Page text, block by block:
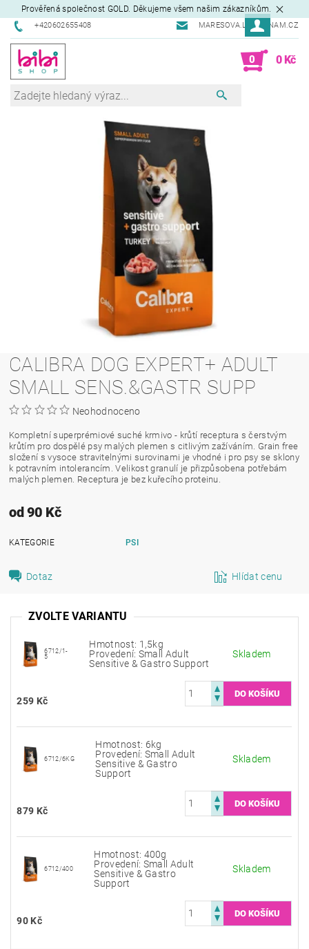
Prověřená společnost GOLD. Děkujeme všem našim zákazníkům.
+420602655408 MARESOVA.L@SEZNAM.CZ
0 0 Kč
CALIBRA DOG EXPERT+ ADULT
SMALL SENS.&GASTR SUPP
Neohodnoceno
Kompletní superprémiové suché krmivo - krůtí receptura s čerstvým
krůtím pro dospělé psy malých plemen s citlivým zažíváním. Grain free
složení s vysoce stravitelnými surovinami je vhodné i pro psy se sklony
k potravním intolerancím. Velikost granulí je přizpůsobena potřebám
malých plemen. Receptura je bez kuřecího proteinu.
od 90 Kč
KATEGORIE PSI
Dotaz Hlídat cenu
ZVOLTE VARIANTU
6712/1-
5
Hmotnost: 1,5kg
Provedení: Small Adult
Sensitive & Gastro Support
Skladem
259 Kč
6712/6KG
Hmotnost: 6kg
Provedení: Small Adult
Sensitive & Gastro
Support
Skladem
879 Kč
6712/400
Hmotnost: 400g
Provedení: Small Adult
Sensitive & Gastro
Support
Skladem
90 Kč